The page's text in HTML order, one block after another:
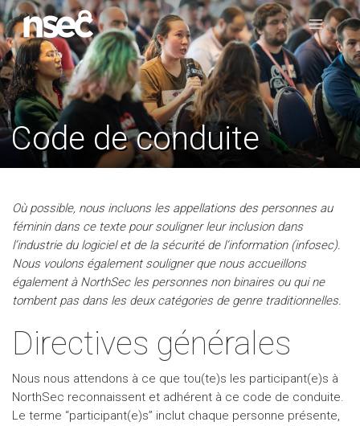
Code de conduite
Où possible, nous incluons les appellations des personnes au
féminin dans ce texte pour souligner leur inclusion dans
l’industrie du logiciel et de la sécurité de l’information (infosec).
Nous voulons également souligner que nous accueillons
également à NorthSec les personnes non binaires ou qui ne
tombent pas dans les deux catégories de genre traditionnelles.
Directives générales
Nous nous attendons à ce que tou(te)s les participant(e)s à
NorthSec reconnaissent et adhérent à ce code de conduite.
Le terme “participant(e)s” inclut chaque personne présente,